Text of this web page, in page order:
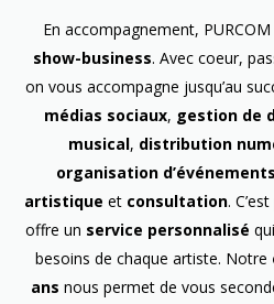
En accompagnement,
show-business. Avec coeur,
on vous accompagne jusqu’au
médias sociaux, gestion de
musical, distribution
organisation d’événements
artistique etconsultation.
offre un service personnalisé
besoins de chaque artiste. Notre
ans nous permet de vous